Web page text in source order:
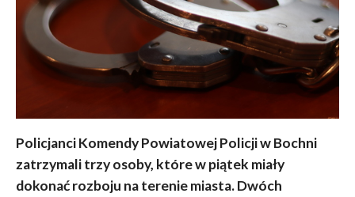
Policjanci Komendy Powiatowej Policji w Bochni
zatrzymali trzy osoby, które w piątek miały
dokonać rozboju na terenie miasta. Dwóch